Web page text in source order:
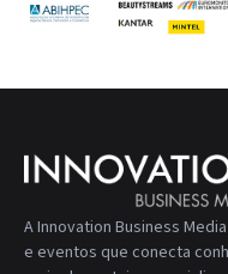
A Innovation Business
e eventos que conecta